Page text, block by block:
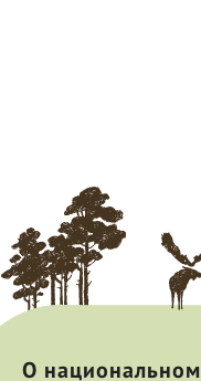
О национальном